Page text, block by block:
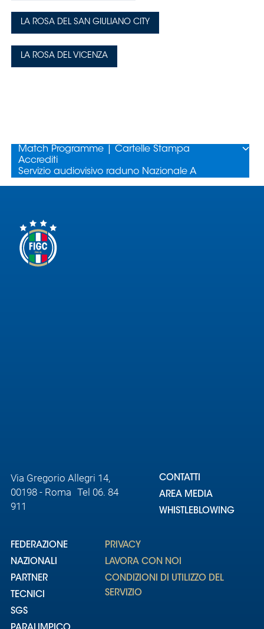
Via Gregorio Allegri 14,
00198 - Roma Tel 06. 84
911
CONTATTI
AREA MEDIA
WHISTLEBLOWING
FEDERAZIONE
NAZIONALI
PARTNER
TECNICI
SGS
PRIVACY
LAVORA CON NOI
CONDIZIONI DI UTILIZZO DEL
SERVIZIO